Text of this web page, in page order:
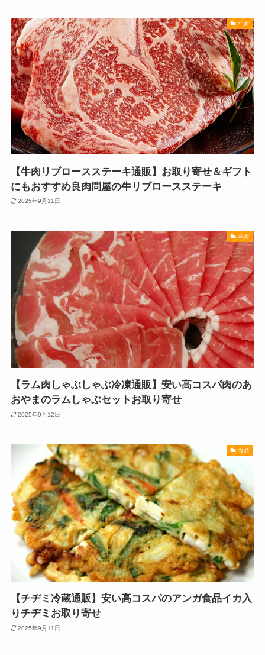
牛肉
【牛肉リブロースステーキ通販】お取り寄せ＆ギフト
にもおすすめ良肉問屋の牛リブロースステーキ
2025年9月11日
羊肉
【ラム肉しゃぶしゃぶ冷凍通販】安い高コスパ肉のあ
おやまのラムしゃぶセットお取り寄せ
2025年9月12日
食品
【チヂミ冷蔵通販】安い高コスパのアンガ食品イカ入
りチヂミお取り寄せ
2025年9月11日